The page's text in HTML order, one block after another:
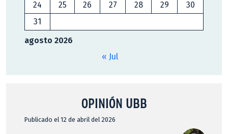
agosto 2026
24
25 26 27 28 29
30
31
« Jul
OPINIÓN UBB
Publicado el 12 de abril del 2026